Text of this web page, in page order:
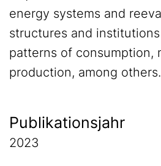
energy systems and
structures and
patterns of consumption,
production, among others.
Publikationsjahr
2023